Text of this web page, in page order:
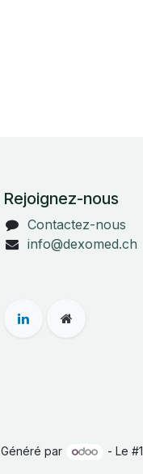
Rejoignez-nous
Contactez-nous
info@dexomed.ch
Généré par
- Le #1